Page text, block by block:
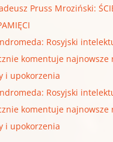
Pruss Mroziński:
Rosyjski
komentuje najnowsze
i upokorzenia
Rosyjski
komentuje najnowsze
i upokorzenia